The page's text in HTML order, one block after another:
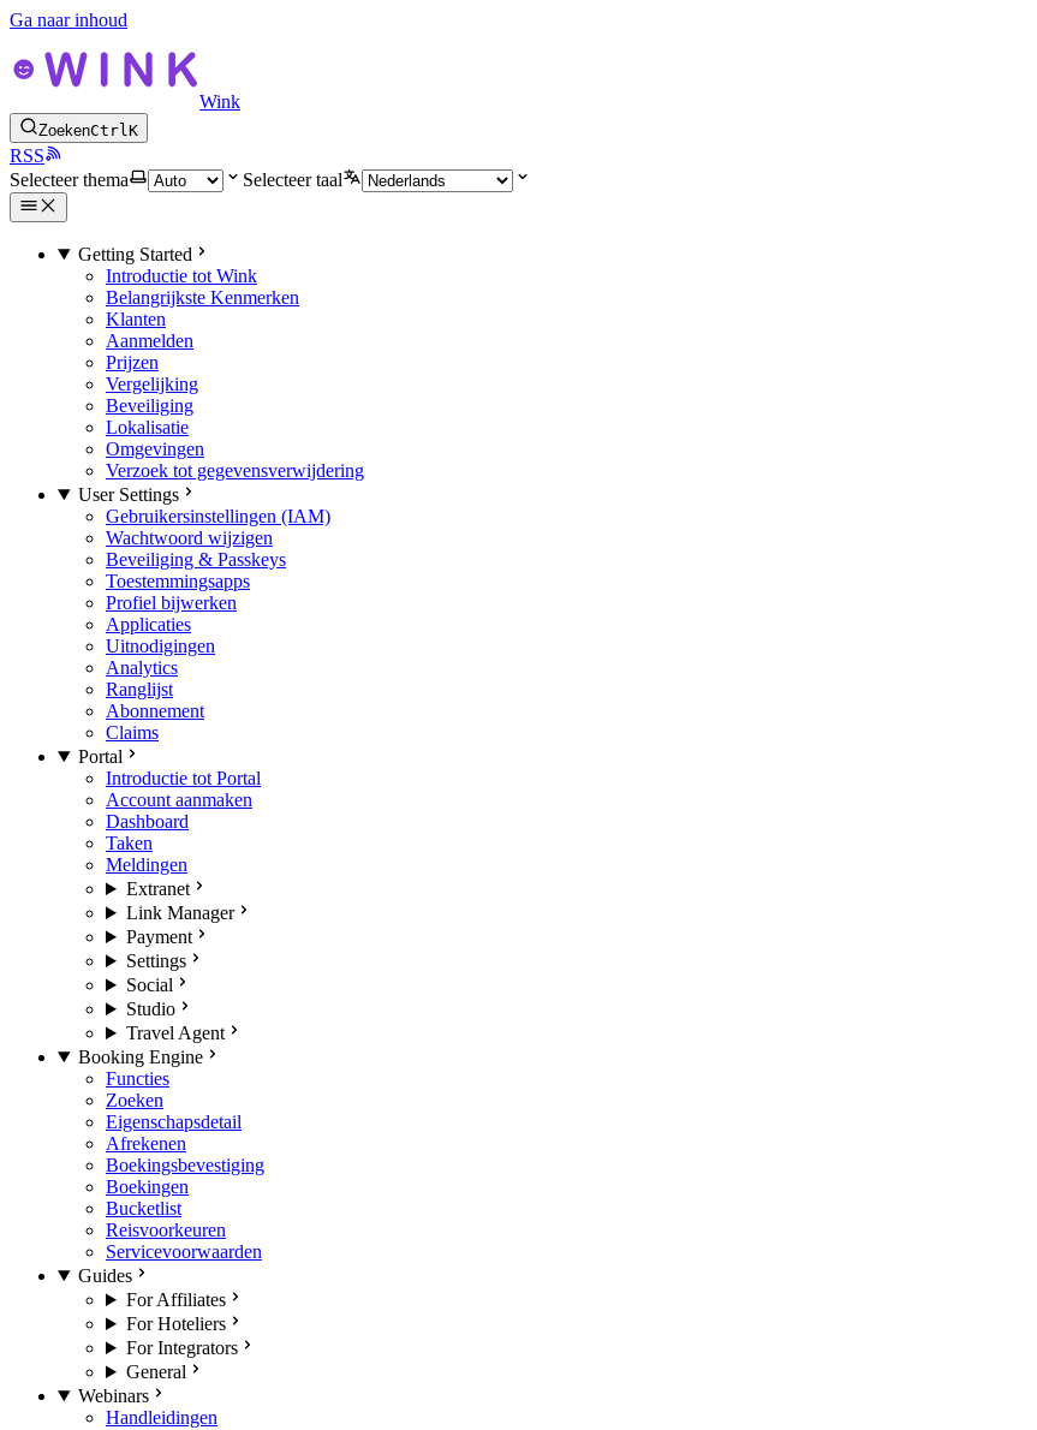
Ga naar inhoud
Wink
ZoekenCtrlK
RSS
Selecteer thema
Selecteer taal
Getting Started
Introductie tot Wink
Belangrijkste Kenmerken
Klanten
Aanmelden
Prijzen
Vergelijking
Beveiliging
Lokalisatie
Omgevingen
Verzoek tot gegevensverwijdering
User Settings
Gebruikersinstellingen (IAM)
Wachtwoord wijzigen
Beveiliging & Passkeys
Toestemmingsapps
Profiel bijwerken
Applicaties
Uitnodigingen
Analytics
Ranglijst
Abonnement
Claims
Portal
Introductie tot Portal
Account aanmaken
Dashboard
Taken
Meldingen
Extranet
Link Manager
Payment
Settings
Social
Studio
Travel Agent
Booking Engine
Functies
Zoeken
Eigenschapsdetail
Afrekenen
Boekingsbevestiging
Boekingen
Bucketlist
Reisvoorkeuren
Servicevoorwaarden
Guides
For Affiliates
For Hoteliers
For Integrators
General
Webinars
Handleidingen